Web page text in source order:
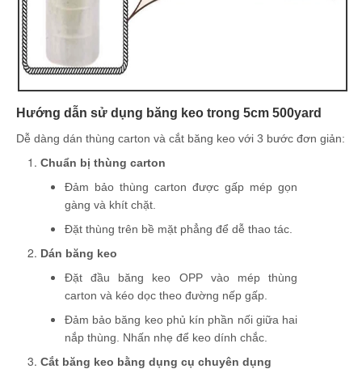
Hướng dẫn sử dụng băng keo trong 5cm 500yard
Dễ dàng dán thùng carton và cắt băng keo với 3 bước đơn giản:
Chuẩn bị thùng carton
Đảm bảo thùng carton được gấp mép gọn
gàng và khít chặt.
Đặt thùng trên bề mặt phẳng để dễ thao tác.
Dán băng keo
Đặt đầu băng keo OPP vào mép thùng
carton và kéo dọc theo đường nếp gấp.
Đảm bảo băng keo phủ kín phần nối giữa hai
nắp thùng. Nhấn nhẹ để keo dính chắc.
Cắt băng keo bằng dụng cụ chuyên dụng